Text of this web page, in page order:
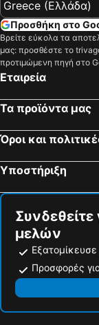
Προσθήκη στο
Βρείτε εύκολα τα
μας: προσθέστε το
προτιμώμενη πηγή στο
Εταιρεία
Τα προϊόντα μας
Όροι και
Υποστήριξη
Συνδεθείτε
μελών
Προσφορές